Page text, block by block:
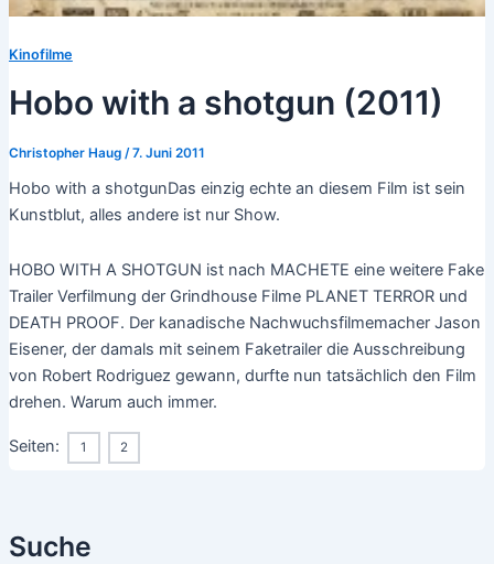
Suche
Kinofilme
Hobo with a shotgun (2011)
Christopher Haug /7. Juni 2011
Hobo with a shotgunDas einzig echte an diesem Film ist sein
Kunstblut, alles andere ist nur Show.
HOBO WITH A SHOTGUN ist nach MACHETE eine weitere Fake
Trailer Verfilmung der Grindhouse Filme PLANET TERROR und
DEATH PROOF. Der kanadische Nachwuchsfilmemacher Jason
Eisener, der damals mit seinem Faketrailer die Ausschreibung
von Robert Rodriguez gewann, durfte nun tatsächlich den Film
drehen. Warum auch immer.
Seiten: 1 2